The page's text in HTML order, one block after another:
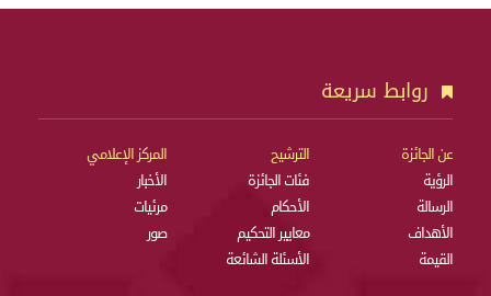
روابط سريعة
عن الجائزة
الرؤية
الرسالة
الأهداف
القيمة
الترشيح
فئات الجائزة
الأحكام
معايير التحكيم
الأسئلة الشائعة
المركز الإعلامي
الأخبار
مرئيات
صور